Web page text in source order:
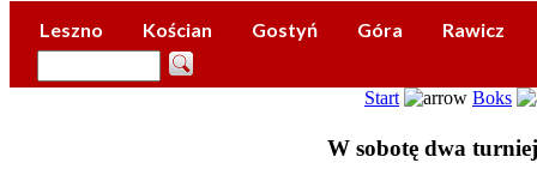
Leszno Kościan Gostyń Góra Rawicz
Start Boks
W sobotę dwa